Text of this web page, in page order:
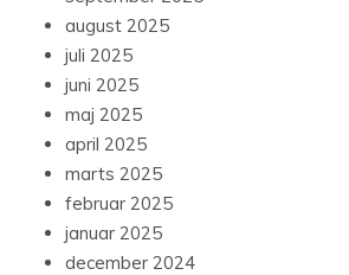
august 2025
juli 2025
juni 2025
maj 2025
april 2025
marts 2025
februar 2025
januar 2025
december 2024